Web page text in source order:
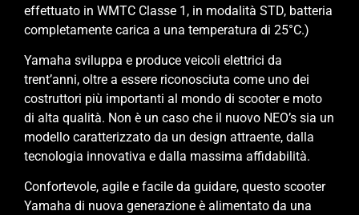
effettuato in WMTC Classe 1, in modalità STD, batteria
completamente carica a una temperatura di 25°C.)
Yamaha sviluppa e produce veicoli elettrici da
trent’anni, oltre a essere riconosciuta come uno dei
costruttori più importanti al mondo di scooter e moto
di alta qualità. Non è un caso che il nuovo NEO’s sia un
modello caratterizzato da un design attraente, dalla
tecnologia innovativa e dalla massima affidabilità.
Confortevole, agile e facile da guidare, questo scooter
Yamaha di nuova generazione è alimentato da una